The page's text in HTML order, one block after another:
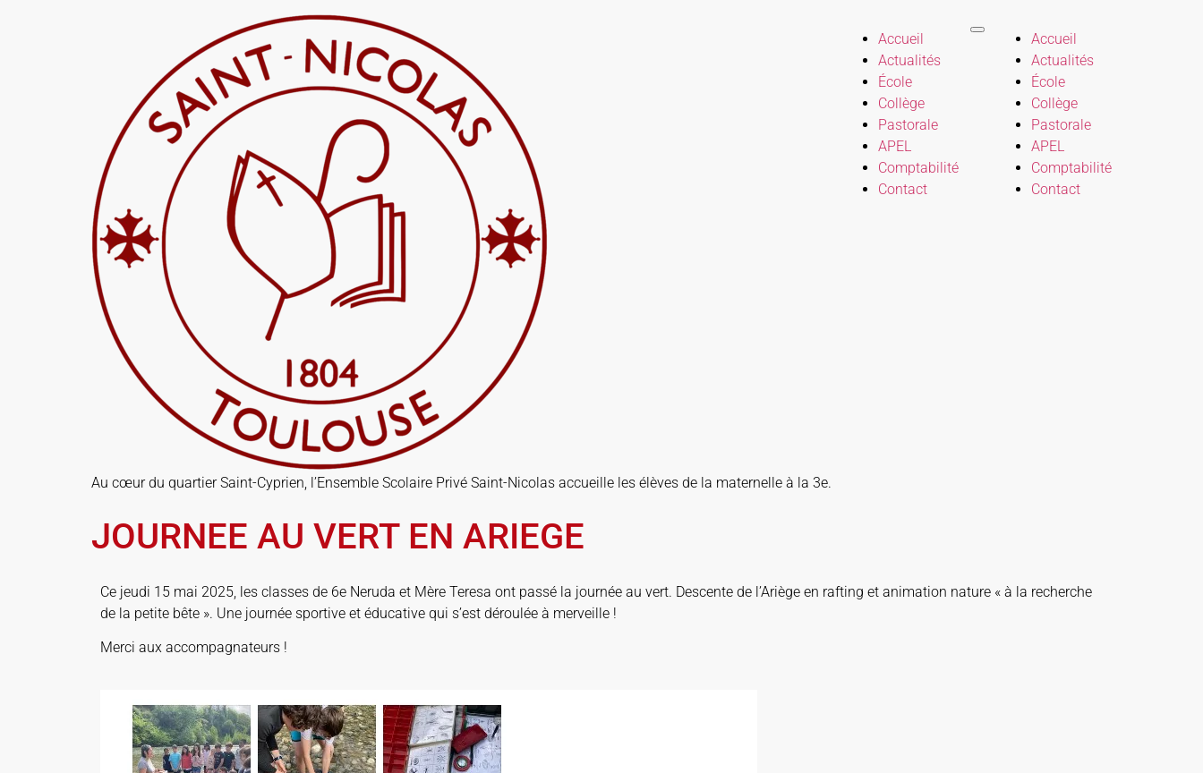
Au cœur du quartier Saint-Cyprien, l’Ensemble Scolaire Privé Saint-Nicolas accueille les élèves de la maternelle à la 3e.
Accueil
Actualités
École
Collège
Pastorale
APEL
Comptabilité
Contact
Accueil
Actualités
École
Collège
Pastorale
APEL
Comptabilité
Contact
JOURNEE AU VERT EN ARIEGE
Ce jeudi 15 mai 2025, les classes de 6e Neruda et Mère Teresa ont passé la journée au vert. Descente de l’Ariège en rafting et animation nature « à la recherche
de la petite bête ». Une journée sportive et éducative qui s’est déroulée à merveille !
Merci aux accompagnateurs !